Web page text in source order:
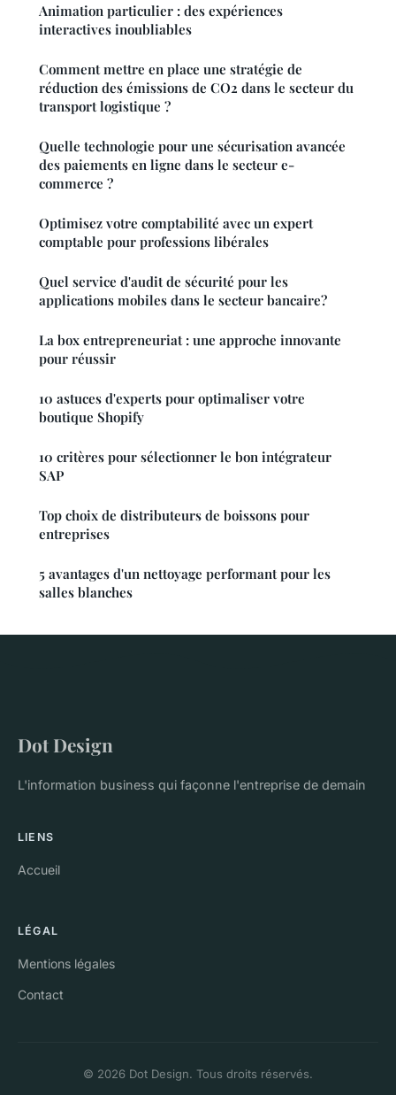
Animation particulier : des expériences
interactives inoubliables
Comment mettre en place une stratégie de
réduction des émissions de CO2 dans le secteur du
transport logistique ?
Quelle technologie pour une sécurisation avancée
des paiements en ligne dans le secteur e-
commerce ?
Optimisez votre comptabilité avec un expert
comptable pour professions libérales
Quel service d'audit de sécurité pour les
applications mobiles dans le secteur bancaire?
La box entrepreneuriat : une approche innovante
pour réussir
10 astuces d'experts pour optimaliser votre
boutique Shopify
10 critères pour sélectionner le bon intégrateur
SAP
Top choix de distributeurs de boissons pour
entreprises
5 avantages d'un nettoyage performant pour les
salles blanches
Dot Design
L'information business qui façonne l'entreprise de demain
LIENS
Accueil
LÉGAL
Mentions légales
Contact
© 2026 Dot Design. Tous droits réservés.